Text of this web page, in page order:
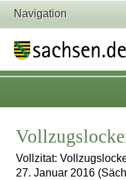
Navigation
Vollzitat:
27. Januar 2016